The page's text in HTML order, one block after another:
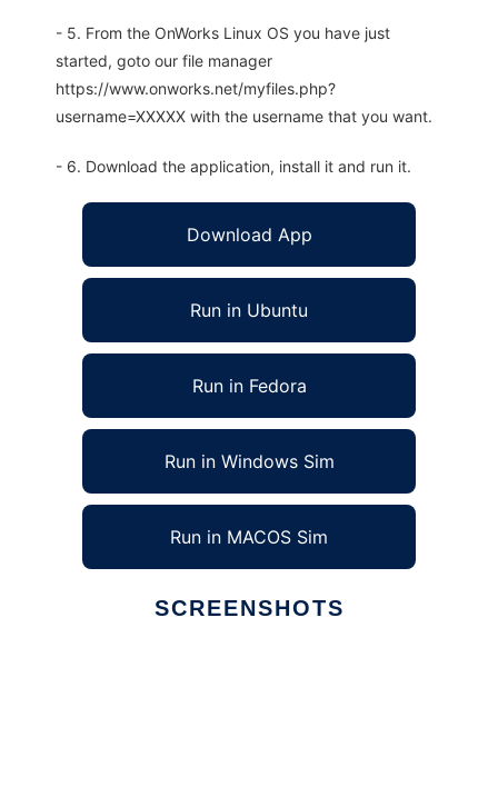
- 5. From the OnWorks Linux OS you have just
started, goto our file manager
https://www.onworks.net/myfiles.php?
username=XXXXX with the username that you want.
- 6. Download the application, install it and run it.
Download App
Run in Ubuntu
Run in Fedora
Run in Windows Sim
Run in MACOS Sim
SCREENSHOTS